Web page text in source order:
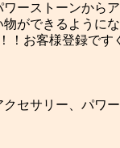
ーストーンから
ができるように
！お客様登録で
セサリー、パワ